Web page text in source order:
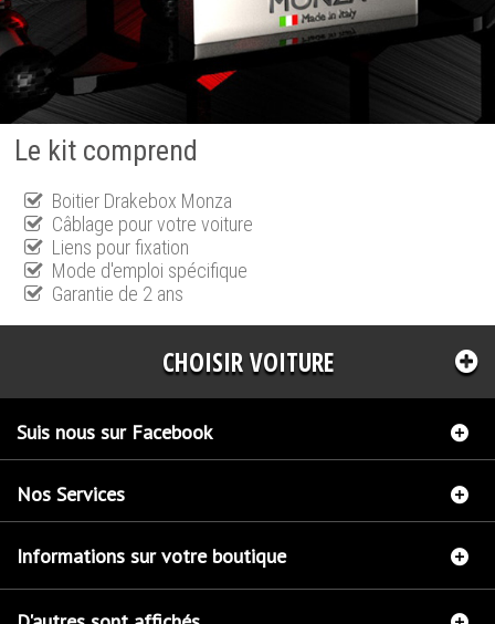
Le kit comprend
Boitier Drakebox Monza
Câblage pour votre voiture
Liens pour fixation
Mode d'emploi spécifique
Garantie de 2 ans
CHOISIR VOITURE
Suis nous sur Facebook
Nos Services
Informations sur votre boutique